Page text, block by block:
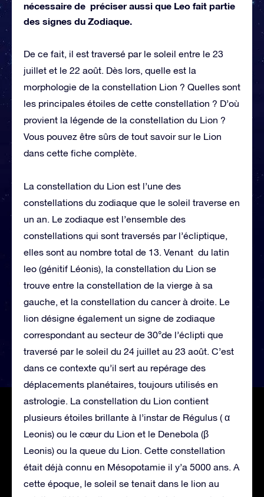
nécessaire de préciser aussi que Leo fait partie
des signes du Zodiaque.
De ce fait, il est traversé par le soleil entre le 23
juillet et le 22 août. Dès lors, quelle est la
morphologie de la constellation Lion ? Quelles sont
les principales étoiles de cette constellation ? D’où
provient la légende de la constellation du Lion ?
Vous pouvez être sûrs de tout savoir sur le Lion
dans cette fiche complète.
La constellation du Lion est l’une des
constellations du zodiaque que le soleil traverse en
un an. Le zodiaque est l’ensemble des
constellations qui sont traversés par l’écliptique,
elles sont au nombre total de 13. Venant du latin
leo (génitif Léonis), la constellation du Lion se
trouve entre la constellation de la vierge à sa
gauche, et la constellation du cancer à droite. Le
lion désigne également un signe de zodiaque
correspondant au secteur de 30°de l’éclipti que
traversé par le soleil du 24 juillet au 23 août. C’est
dans ce contexte qu’il sert au repérage des
déplacements planétaires, toujours utilisés en
astrologie. La constellation du Lion contient
plusieurs étoiles brillante à l’instar de Régulus ( α
Leonis) ou le cœur du Lion et le Denebola (β
Leonis) ou la queue du Lion. Cette constellation
était déjà connu en Mésopotamie il y’a 5000 ans. A
cette époque, le soleil se tenait dans le lion au